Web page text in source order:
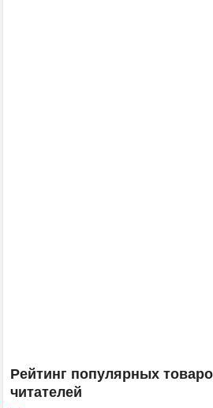
Рейтинг популярных
читателей